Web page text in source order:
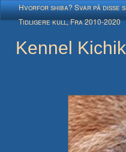
Hvorfor shiba? Svar på disse
Tidligere kull, Fra 2010-2020
Kennel